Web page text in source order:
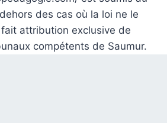
des cas où la loi ne le
attribution exclusive de
compétents de Saumur.